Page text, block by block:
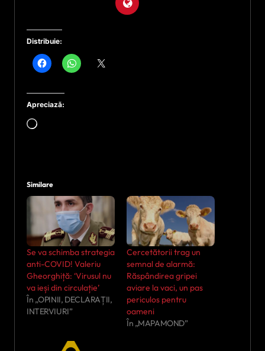
Distribuie:
Apreciază:
Încarc...
Similare
Se va schimba strategia
anti-COVID! Valeriu
Gheorghiță: ‘Virusul nu
va ieși din circulație’
În „OPINII, DECLARAȚII,
INTERVIURI”
Cercetătorii trag un
semnal de alarmă:
Răspândirea gripei
aviare la vaci, un pas
periculos pentru
oameni
În „MAPAMOND”